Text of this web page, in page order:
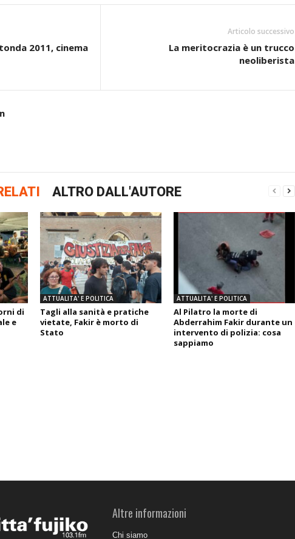
2011, cinema
Articolo successivo
La meritocrazia è un trucco
neoliberista
ALTRO DALL'AUTORE
di
e
ATTUALITA' E POLITICA
Tagli alla sanità e pratiche
vietate, Fakir è morto di
Stato
ATTUALITA' E POLITICA
Al Pilatro la morte di
Abderrahim Fakir durante un
intervento di polizia: cosa
sappiamo
Altre informazioni
Chi siamo